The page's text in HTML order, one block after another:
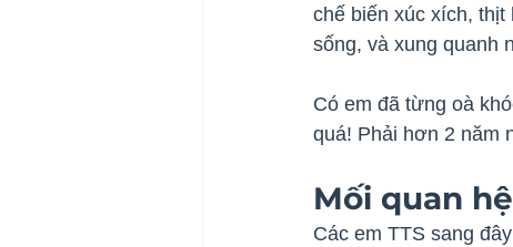
chế biến xúc xích,
sống, và xung quanh
Có em đã từng oà
quá! Phải hơn 2 năm
Mối quan
Các em TTS sang